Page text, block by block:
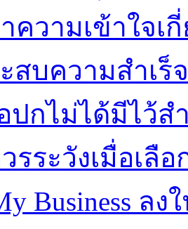
ความเข้าใจเ
สบความสำเ
ปกไม่ได้มีไว้
รระวังเมื่อเลื
Business ลง